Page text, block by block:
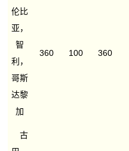
伦比
亚，
智
利，
哥斯
达黎
加
360 100 360
古